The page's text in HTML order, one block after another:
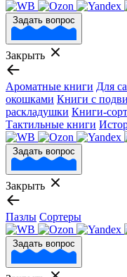
Задать вопрос
Закрыть
Ароматные книги Для
окошками Книги с
раскладушки Книги-
Тактильные книги
Задать вопрос
Закрыть
Пазлы Сортеры
Задать вопрос